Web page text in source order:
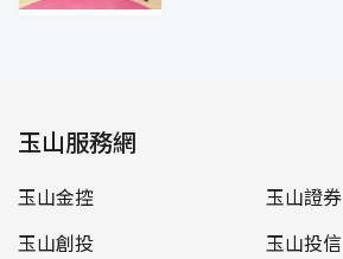
玉山服務網
玉山金控
玉山證券
玉山創投
玉山投信